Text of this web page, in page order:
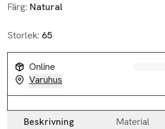
Färg: Natural
Storlek: 65
Online
Varuhus
Beskrivning Material